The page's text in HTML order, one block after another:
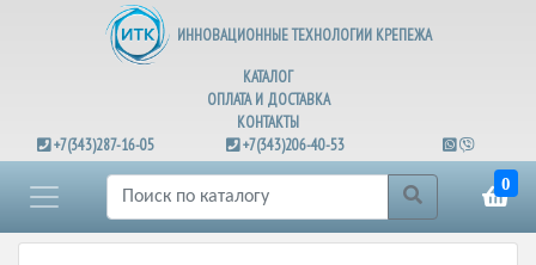
ИННОВАЦИОННЫЕ ТЕХНОЛОГИИ КРЕПЕЖА
КАТАЛОГ
ОПЛАТА И ДОСТАВКА
КОНТАКТЫ
+7(343)287-16-05
+7(343)206-40-53
0